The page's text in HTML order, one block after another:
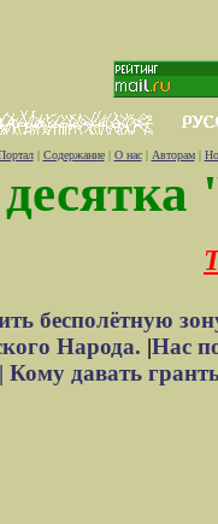
| Содержание| О нас| Авторам|
бесполётную
Народа. |Нас
Кому давать